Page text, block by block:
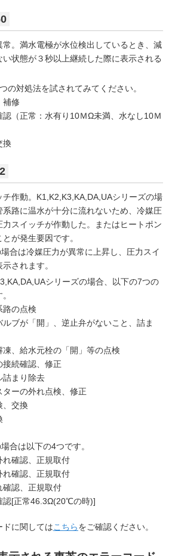
常。満水電極が水位検出しているとき、減
状態が３秒以上継続した際に表示される
の対処法を試されてみてください。
補修
（正常：水有り10ＭΩ未満、水なし10Ｍ
換
チ作動。K1,K2,K3,KA,DA,UAシリーズの場
路に温水が十分に流れないため、冷媒圧
スイッチが作動した。またはヒートポン
が発生要因です。
合は冷媒圧力が異常に上昇し、圧力スイ
されます。
シリーズの場合、以下の7つの
の点検
ルブが「開」、逆止弁がないこと、詰ま
、給水元栓の「開」等の点検
続確認、修正
まり除去
ーの外れ点検、修正
、交換
合は以下の4つです。
確認、正規取付
確認、正規取付
認、正規取付
認[正常46.3Ω(20℃の時)]
ドに関してはこちらをご確認ください。